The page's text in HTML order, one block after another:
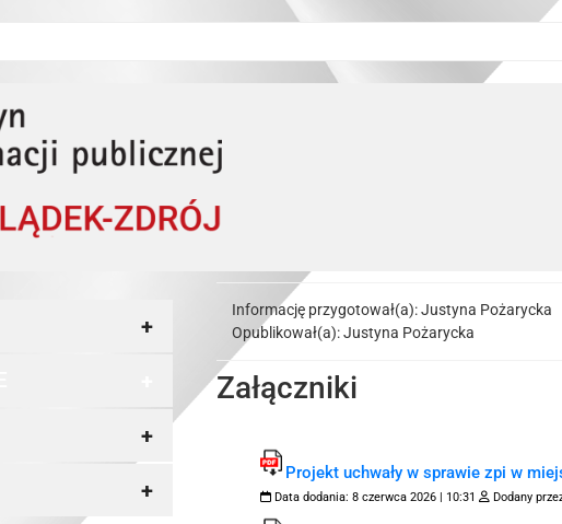
+
+
+
Informację przygotował(a):Justyna Pożarycka
Opublikował(a):Justyna Pożarycka
Załączniki
Projekt uchwały w sprawie zpi w
Data dodania: 8 czerwca 2026 | 10:31 Dodany